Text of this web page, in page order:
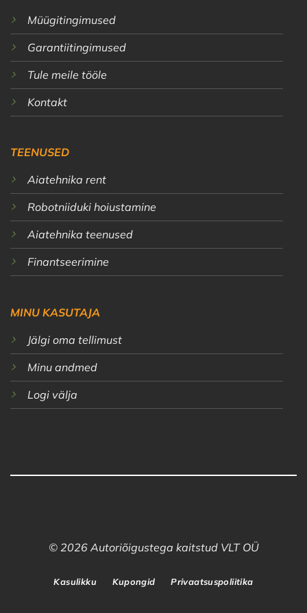
Müügitingimused
Garantiitingimused
Tule meile tööle
Kontakt
TEENUSED
Aiatehnika rent
Robotniiduki hoiustamine
Aiatehnika teenused
Finantseerimine
MINU KASUTAJA
Jälgi oma tellimust
Minu andmed
Logi välja
© 2026 Autoriõigustega kaitstud VLT OÜ
Kasulikku Kupongid Privaatsuspoliitika